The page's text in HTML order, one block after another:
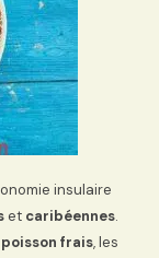
insulaire
et caribéennes.
poisson frais, les